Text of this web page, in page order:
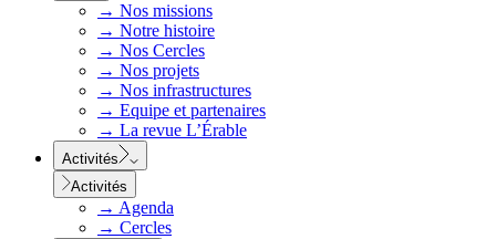
→ Nos missions
→ Notre histoire
→ Nos Cercles
→ Nos projets
→ Nos infrastructures
→ Equipe et partenaires
→ La revue L’Érable
Activités
Activités
→ Agenda
→ Cercles